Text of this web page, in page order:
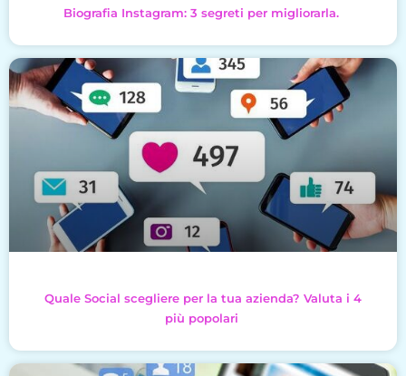
Biografia Instagram: 3 segreti per migliorarla.
Quale Social scegliere per la tua azienda? Valuta i 4
più popolari